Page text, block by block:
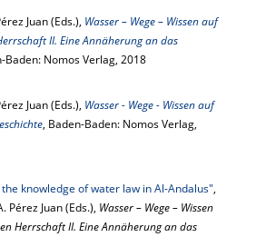
Juan (Eds.), Wasser – Wege – Wissen auf
II. Eine Annäherung an das
Baden: Nomos Verlag, 2018
Juan (Eds.), Wasser - Wege - Wissen auf
, Baden-Baden: Nomos Verlag,
knowledge of water law in Al-Andalus",
Pérez Juan (Eds.), Wasser – Wege – Wissen
Herrschaft II. Eine Annäherung an das